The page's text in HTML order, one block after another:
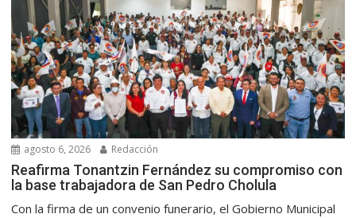
agosto 6, 2026 Redacción
Reafirma Tonantzin Fernández su compromiso con
la base trabajadora de San Pedro Cholula
Con la firma de un convenio funerario, el Gobierno Municipal